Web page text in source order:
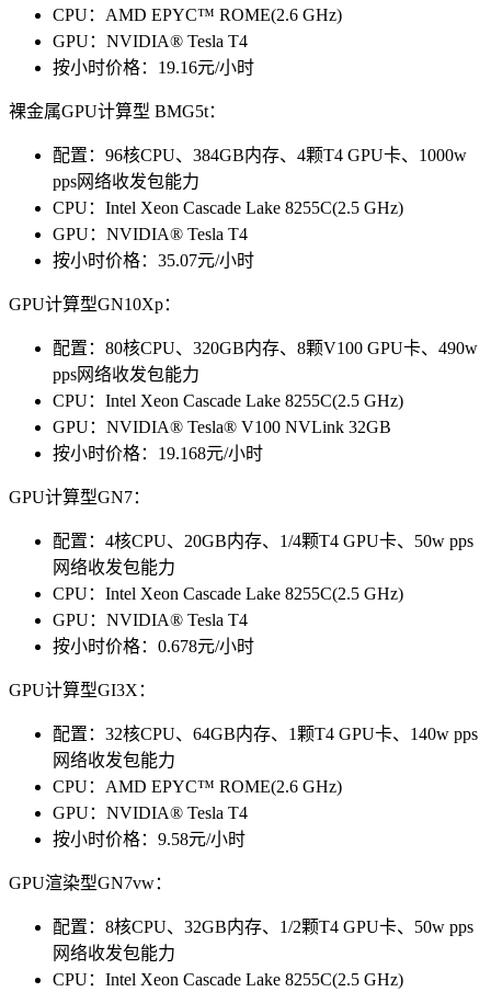
CPU：AMD EPYC™ ROME(2.6 GHz)
GPU：NVIDIA® Tesla T4
按小时价格：19.16元/小时
裸金属GPU计算型 BMG5t：
配置：96核CPU、384GB内存、4颗T4 GPU卡、1000w
pps网络收发包能力
CPU：Intel Xeon Cascade Lake 8255C(2.5 GHz)
GPU：NVIDIA® Tesla T4
按小时价格：35.07元/小时
GPU计算型GN10Xp：
配置：80核CPU、320GB内存、8颗V100 GPU卡、490w
pps网络收发包能力
CPU：Intel Xeon Cascade Lake 8255C(2.5 GHz)
GPU：NVIDIA® Tesla® V100 NVLink 32GB
按小时价格：19.168元/小时
GPU计算型GN7：
配置：4核CPU、20GB内存、1/4颗T4 GPU卡、50w pps
网络收发包能力
CPU：Intel Xeon Cascade Lake 8255C(2.5 GHz)
GPU：NVIDIA® Tesla T4
按小时价格：0.678元/小时
GPU计算型GI3X：
配置：32核CPU、64GB内存、1颗T4 GPU卡、140w pps
网络收发包能力
CPU：AMD EPYC™ ROME(2.6 GHz)
GPU：NVIDIA® Tesla T4
按小时价格：9.58元/小时
GPU渲染型GN7vw：
配置：8核CPU、32GB内存、1/2颗T4 GPU卡、50w pps
网络收发包能力
CPU：Intel Xeon Cascade Lake 8255C(2.5 GHz)